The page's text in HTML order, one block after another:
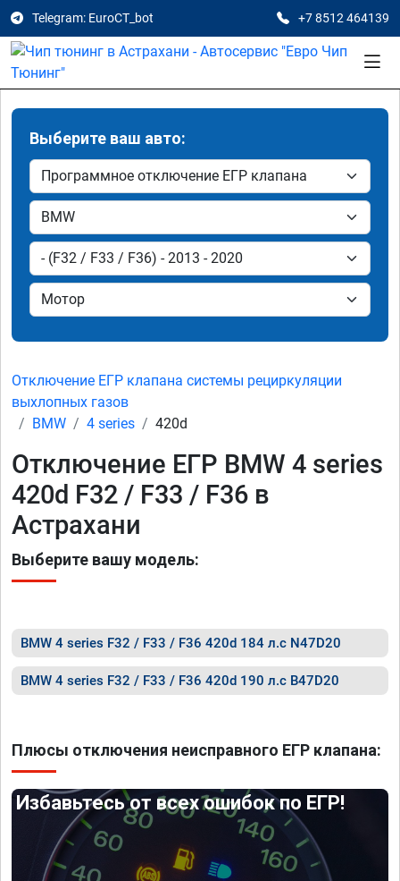
Telegram: EuroCT_bot +7 8512 464139
Выберите ваш авто:
Отключение ЕГР клапана системы рециркуляции
выхлопных газов
BMW
4 series 420d
Отключение ЕГР BMW 4 series
420d F32 / F33 / F36 в
Астрахани
Выберите вашу модель:
BMW 4 series F32 / F33 / F36 420d 184 л.с N47D20
BMW 4 series F32 / F33 / F36 420d 190 л.с B47D20
Плюсы отключения неисправного ЕГР клапана:
Избавьтесь от всех ошибок по ЕГР!